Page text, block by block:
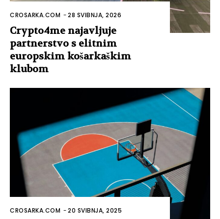
CROSARKA.COM -28 SVIBNJA, 2026
Crypto4me najavljuje
partnerstvo s elitnim
europskim košarkaškim
klubom
CROSARKA.COM -20 SVIBNJA, 2025